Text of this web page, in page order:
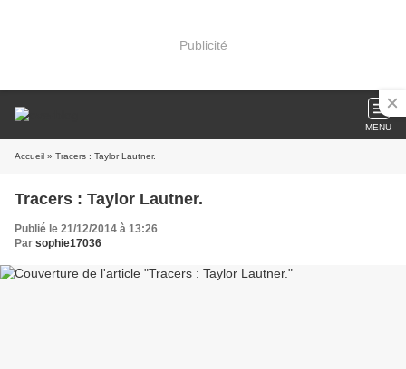
Publicité
MENU
Accueil » Tracers : Taylor Lautner.
Tracers : Taylor Lautner.
Publié le 21/12/2014 à 13:26
Par sophie17036